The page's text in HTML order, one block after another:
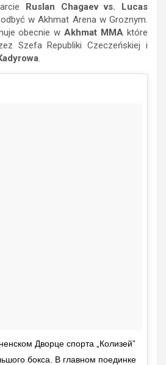
Ruslan Chagaev vs. Lucas
w Akhmat Arena w Groznym.
obecnie wAkhmat MMA które
Szefa Republiki Czeczeńskiej i
.
Дворце спорта „Колизей”
бокса. В главном поединке